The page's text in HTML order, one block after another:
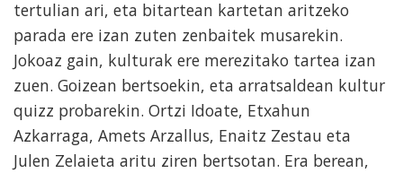
tertulian ari, eta bitartean kartetan aritzeko
parada ere izan zuten zenbaitek musarekin.
Jokoaz gain, kulturak ere merezitako tartea izan
zuen. Goizean bertsoekin, eta arratsaldean kultur
quizz probarekin. Ortzi Idoate, Etxahun
Azkarraga, Amets Arzallus, Enaitz Zestau eta
Julen Zelaieta aritu ziren bertsotan. Era berean,